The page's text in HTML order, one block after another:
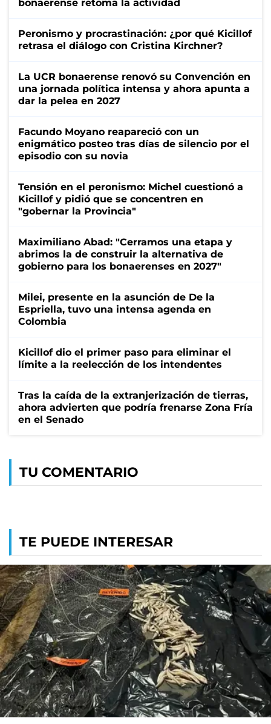
bonaerense retoma la actividad
Peronismo y procrastinación: ¿por qué Kicillof
retrasa el diálogo con Cristina Kirchner?
La UCR bonaerense renovó su Convención en
una jornada política intensa y ahora apunta a
dar la pelea en 2027
Facundo Moyano reapareció con un
enigmático posteo tras días de silencio por el
episodio con su novia
Tensión en el peronismo: Michel cuestionó a
Kicillof y pidió que se concentren en
"gobernar la Provincia"
Maximiliano Abad: "Cerramos una etapa y
abrimos la de construir la alternativa de
gobierno para los bonaerenses en 2027"
Milei, presente en la asunción de De la
Espriella, tuvo una intensa agenda en
Colombia
Kicillof dio el primer paso para eliminar el
límite a la reelección de los intendentes
Tras la caída de la extranjerización de tierras,
ahora advierten que podría frenarse Zona Fría
en el Senado
TU COMENTARIO
TE PUEDE INTERESAR